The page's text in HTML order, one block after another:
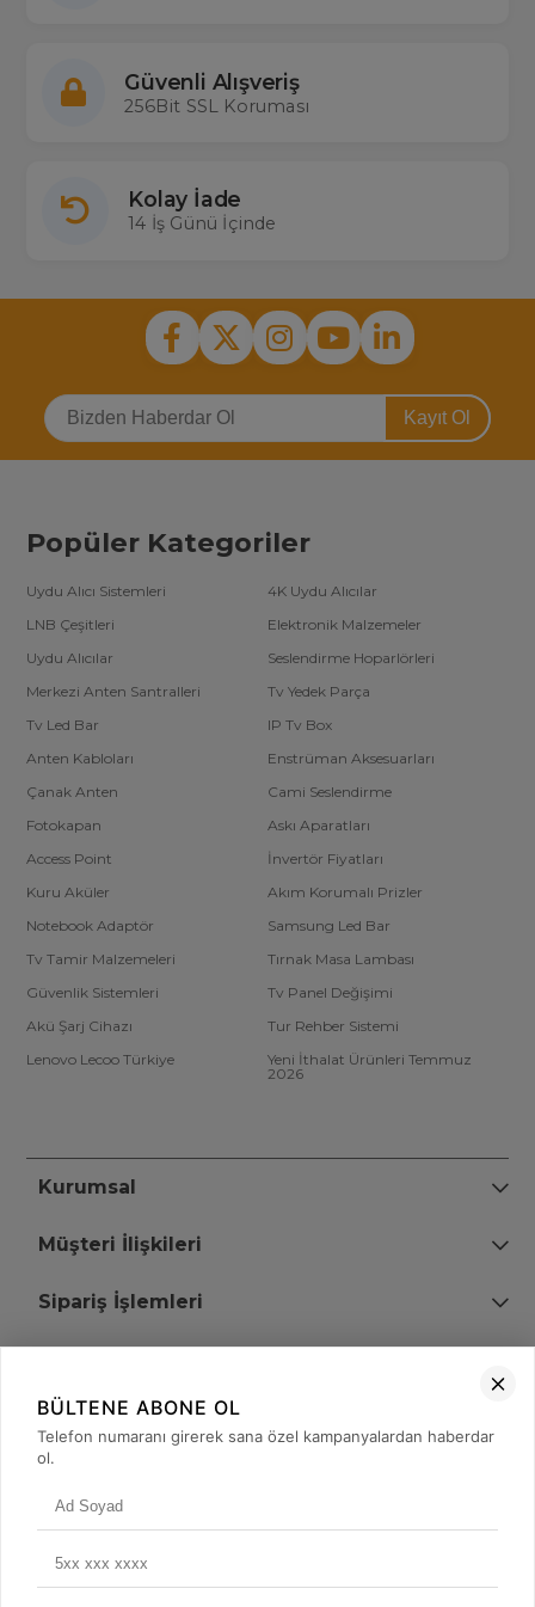
Güvenli Alışveriş
256Bit SSL Koruması
Kolay İade
14 İş Günü İçinde
Kayıt Ol
Popüler Kategoriler
Uydu Alıcı Sistemleri
4K Uydu Alıcılar
LNB Çeşitleri
Elektronik Malzemeler
Uydu Alıcılar
Seslendirme Hoparlörleri
Merkezi Anten Santralleri
Tv Yedek Parça
Tv Led Bar
IP Tv Box
Anten Kabloları
Enstrüman Aksesuarları
Çanak Anten
Cami Seslendirme
Fotokapan
Askı Aparatları
Access Point
İnvertör Fiyatları
Kuru Aküler
Akım Korumalı Prizler
Notebook Adaptör
Samsung Led Bar
Tv Tamir Malzemeleri
Tırnak Masa Lambası
Güvenlik Sistemleri
Tv Panel Değişimi
Akü Şarj Cihazı
Tur Rehber Sistemi
Lenovo Lecoo Türkiye
Yeni İthalat Ürünleri Temmuz
2026
Kurumsal
Müşteri İlişkileri
Sipariş İşlemleri
+90 (850) 473 08 08
BÜLTENE ABONE OL
Telefon numaranı girerek sana özel kampanyalardan haberdar
ol.